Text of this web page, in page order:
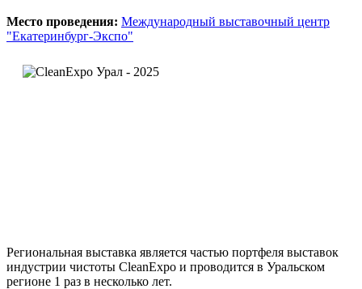
Место проведения: Международный выставочный центр
"Екатеринбург-Экспо"
Региональная выставка является частью портфеля выставок
индустрии чистоты CleanExpo и проводится в Уральском
регионе 1 раз в несколько лет.